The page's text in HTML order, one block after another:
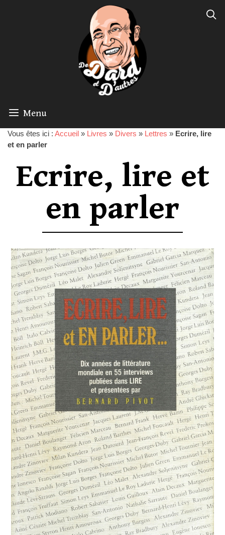
Menu
Vous êtes ici : Accueil » Livres » Divers » Lettres » Ecrire, lire
et en parler
Ecrire, lire et
en parler